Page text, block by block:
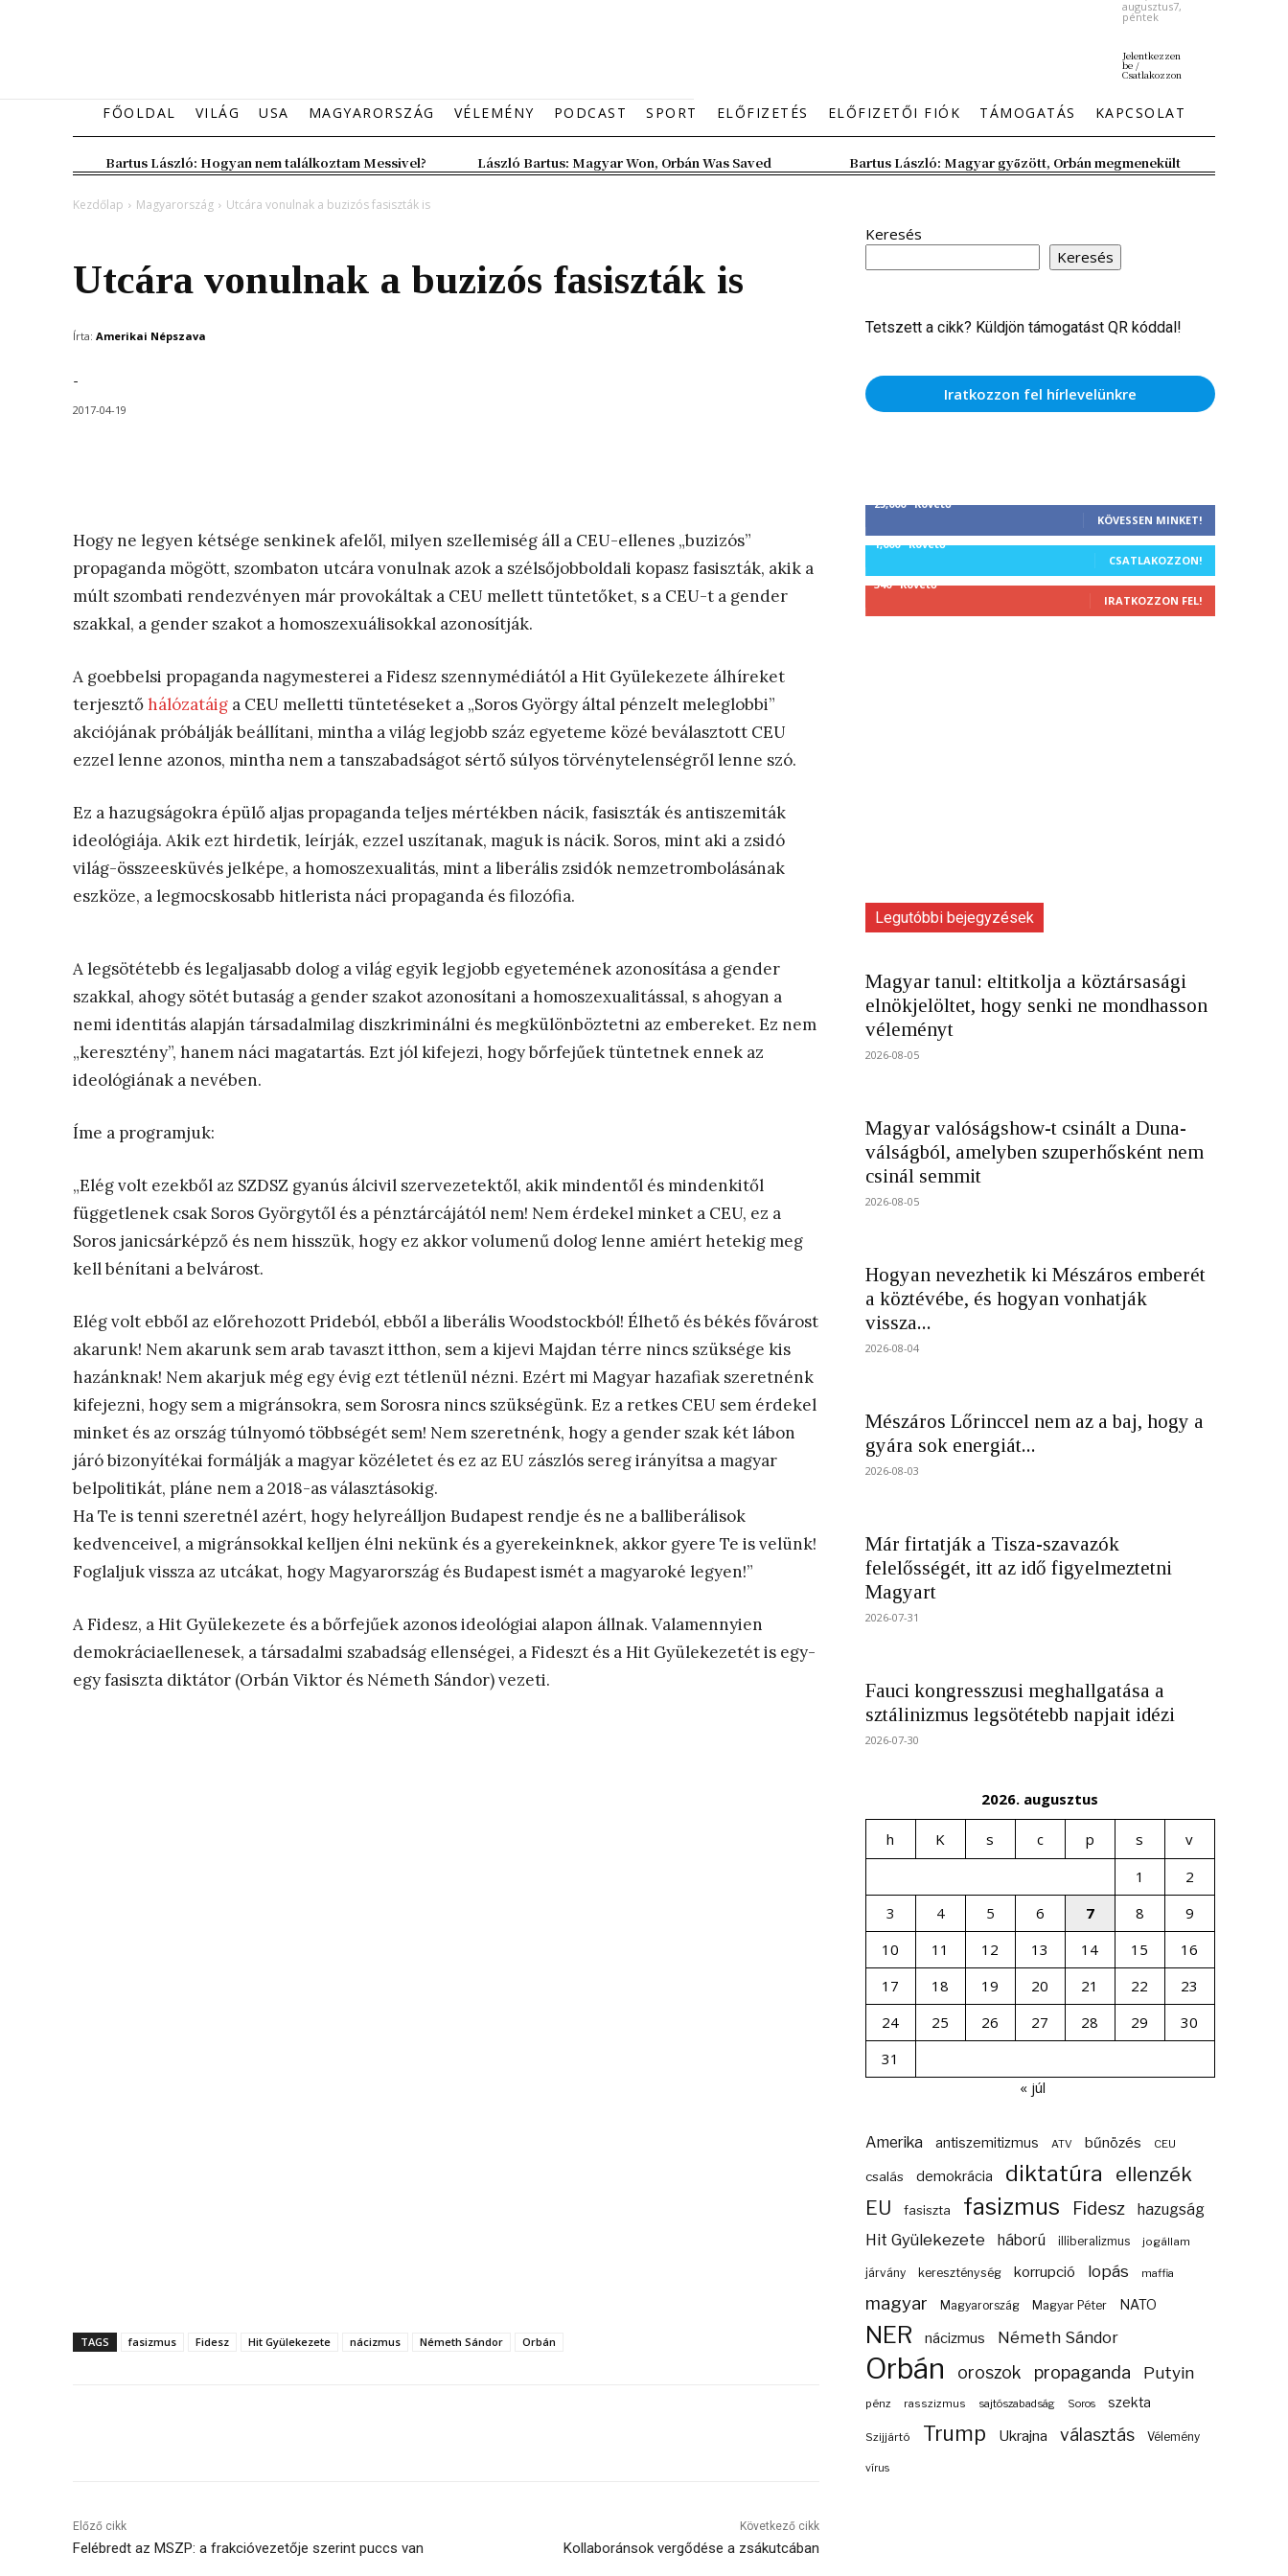
augusztus7,
péntek
Jelentkezzen
be /
Csatlakozzon
FŐOLDAL VILÁG USA MAGYARORSZÁG VÉLEMÉNY PODCAST SPORT ELŐFIZETÉS ELŐFIZETŐI FIÓK TÁMOGATÁS KAPCSOLAT
Bartus László: Hogyan nem találkoztam Messivel? László Bartus: Magyar Won, Orbán Was Saved Bartus László: Magyar győzött, Orbán megmenekült
Kezdőlap Magyarország Utcára vonulnak a buzizós fasiszták is
Utcára vonulnak a buzizós fasiszták is
Írta: Amerikai Népszava
-
2017-04-19
Hogy ne legyen kétsége senkinek afelől, milyen szellemiség áll a CEU-ellenes „buzizós”
propaganda mögött, szombaton utcára vonulnak azok a szélsőjobboldali kopasz fasiszták, akik a
múlt szombati rendezvényen már provokáltak a CEU mellett tüntetőket, s a CEU-t a gender
szakkal, a gender szakot a homoszexuálisokkal azonosítják.
A goebbelsi propaganda nagymesterei a Fidesz szennymédiától a Hit Gyülekezete álhíreket
terjesztőhálózatáig a CEU melletti tüntetéseket a „Soros György által pénzelt meleglobbi”
akciójának próbálják beállítani, mintha a világ legjobb száz egyeteme közé beválasztott CEU
ezzel lenne azonos, mintha nem a tanszabadságot sértő súlyos törvénytelenségről lenne szó.
Ez a hazugságokra épülő aljas propaganda teljes mértékben nácik, fasiszták és antiszemiták
ideológiája. Akik ezt hirdetik, leírják, ezzel uszítanak, maguk is nácik. Soros, mint aki a zsidó
világ-összeesküvés jelképe, a homoszexualitás, mint a liberális zsidók nemzetrombolásának
eszköze, a legmocskosabb hitlerista náci propaganda és filozófia.
A legsötétebb és legaljasabb dolog a világ egyik legjobb egyetemének azonosítása a gender
szakkal, ahogy sötét butaság a gender szakot azonosítani a homoszexualitással, s ahogyan a
nemi identitás alapján társadalmilag diszkriminálni és megkülönböztetni az embereket. Ez nem
„keresztény”, hanem náci magatartás. Ezt jól kifejezi, hogy bőrfejűek tüntetnek ennek az
ideológiának a nevében.
Íme a programjuk:
„Elég volt ezekből az SZDSZ gyanús álcivil szervezetektől, akik mindentől és mindenkitől
függetlenek csak Soros Györgytől és a pénztárcájától nem! Nem érdekel minket a CEU, ez a
Soros janicsárképző és nem hisszük, hogy ez akkor volumenű dolog lenne amiért hetekig meg
kell bénítani a belvárost.
Elég volt ebből az előrehozott Prideból, ebből a liberális Woodstockból! Élhető és békés fővárost
akarunk! Nem akarunk sem arab tavaszt itthon, sem a kijevi Majdan térre nincs szüksége kis
hazánknak! Nem akarjuk még egy évig ezt tétlenül nézni. Ezért mi Magyar hazafiak szeretnénk
kifejezni, hogy sem a migránsokra, sem Sorosra nincs szükségünk. Ez a retkes CEU sem érdekel
minket és az ország túlnyomó többségét sem! Nem szeretnénk, hogy a gender szak két lábon
járó bizonyítékai formálják a magyar közéletet és ez az EU zászlós sereg irányítsa a magyar
belpolitikát, pláne nem a 2018-as választásokig.
Ha Te is tenni szeretnél azért, hogy helyreálljon Budapest rendje és ne a balliberálisok
kedvenceivel, a migránsokkal kelljen élni nekünk és a gyerekeinknek, akkor gyere Te is velünk!
Foglaljuk vissza az utcákat, hogy Magyarország és Budapest ismét a magyaroké legyen!”
A Fidesz, a Hit Gyülekezete és a bőrfejűek azonos ideológiai alapon állnak. Valamennyien
demokráciaellenesek, a társadalmi szabadság ellenségei, a Fideszt és a Hit Gyülekezetét is egy-
egy fasiszta diktátor (Orbán Viktor és Németh Sándor) vezeti.
TAGS fasizmus Fidesz Hit Gyülekezete nácizmus Németh Sándor Orbán
Előző cikk
Felébredt az MSZP: a frakcióvezetője szerint puccs van
Következő cikk
Kollaboránsok vergődése a zsákutcában
Keresés
Keresés
Tetszett a cikk? Küldjön támogatást QR kóddal!
Iratkozzon fel hírlevelünkre
25,000 Követő
KÖVESSEN MINKET!
1,000 Követő
CSATLAKOZZON!
340 Követő
IRATKOZZON FEL!
Legutóbbi bejegyzések
Magyar tanul: eltitkolja a köztársasági
elnökjelöltet, hogy senki ne mondhasson
véleményt
2026-08-05
Magyar valóságshow-t csinált a Duna-
válságból, amelyben szuperhősként nem
csinál semmit
2026-08-05
Hogyan nevezhetik ki Mészáros emberét
a köztévébe, és hogyan vonhatják
vissza...
2026-08-04
Mészáros Lőrinccel nem az a baj, hogy a
gyára sok energiát...
2026-08-03
Már firtatják a Tisza-szavazók
felelősségét, itt az idő figyelmeztetni
Magyart
2026-07-31
Fauci kongresszusi meghallgatása a
sztálinizmus legsötétebb napjait idézi
2026-07-30
2026. augusztus
h K s c p s
v
1
2
3
4 5 6 7 8
9
10
11 12 13 14 15
16
17
18 19 20 21 22
23
24
25 26 27 28 29
30
31
« júl
Amerika antiszemitizmus ATV bűnözés CEU
csalás demokrácia diktatúra ellenzék
EU fasiszta fasizmus Fidesz hazugság
Hit Gyülekezete háború illiberalizmus jogállam
járvány kereszténység korrupció lopás maffia
magyar Magyarország Magyar Péter NATO
NER nácizmus Németh Sándor
Orbán oroszok propaganda Putyin
pénz rasszizmus sajtószabadság Soros szekta
Szijjártó Trump Ukrajna választás Vélemény
vírus